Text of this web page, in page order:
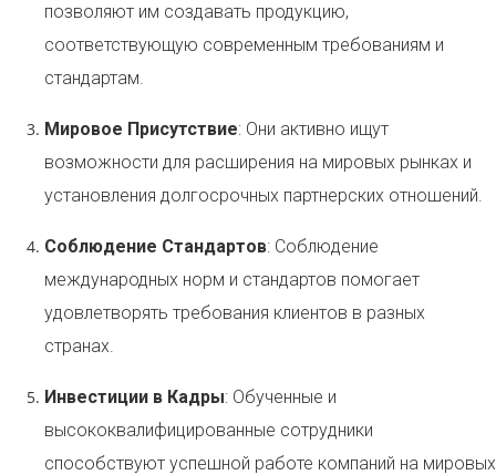
позволяют им создавать продукцию,
соответствующую современным требованиям и
стандартам.
Мировое Присутствие: Они активно ищут
возможности для расширения на мировых рынках и
установления долгосрочных партнерских отношений.
Соблюдение Стандартов: Соблюдение
международных норм и стандартов помогает
удовлетворять требования клиентов в разных
странах.
Инвестиции в Кадры: Обученные и
высококвалифицированные сотрудники
способствуют успешной работе компаний на мировых